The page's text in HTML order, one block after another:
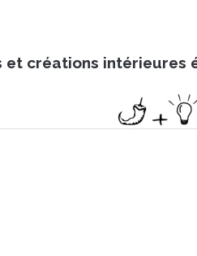
et créations intérieures